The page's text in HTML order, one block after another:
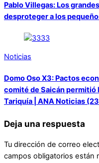
Pablo Villegas: Los
desproteger a los
Noticias
Domo Oso X3: Pactos
comité de Saicán permitió
Tariquía | ANA Noticias
Deja una respuesta
Tu dirección de correo
campos obligatorios están